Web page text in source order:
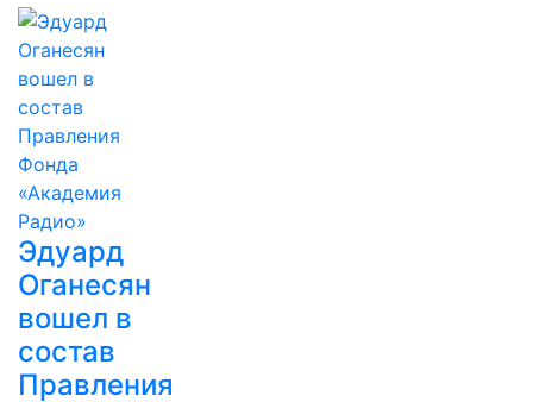
Эдуард
Оганесян
вошел в
состав
Правления